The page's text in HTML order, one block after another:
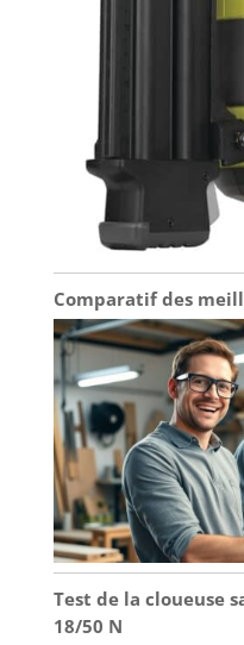
Comparatif des
Test de la cloueuse
18/50 N